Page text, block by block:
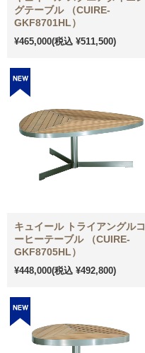
グテーブル （CUIRE-
GKF8701HL）
¥465,000(税込 ¥511,500)
キュイール トライアングルコ
ーヒーテーブル （CUIRE-
GKF8705HL）
¥448,000(税込 ¥492,800)